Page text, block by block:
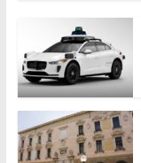
e
b
o
o
k
itt
er